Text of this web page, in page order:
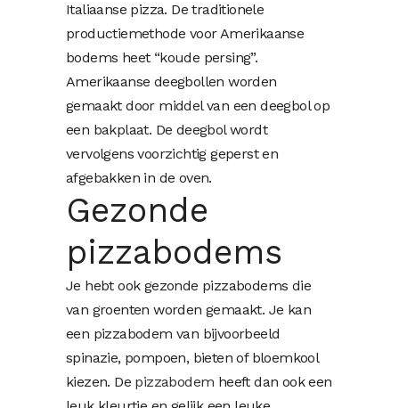
Italiaanse pizza. De traditionele
productiemethode voor Amerikaanse
bodems heet “koude persing”.
Amerikaanse deegbollen worden
gemaakt door middel van een deegbol op
een bakplaat. De deegbol wordt
vervolgens voorzichtig geperst en
afgebakken in de oven.
Gezonde
pizzabodems
Je hebt ook gezonde pizzabodems die
van groenten worden gemaakt. Je kan
een pizzabodem van bijvoorbeeld
spinazie, pompoen, bieten of bloemkool
kiezen. De pizzabodem heeft dan ook een